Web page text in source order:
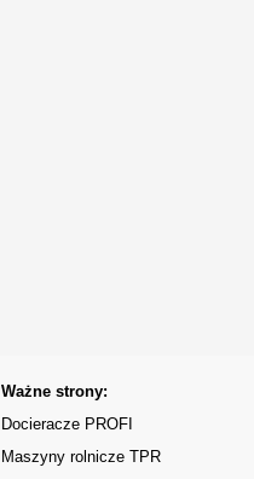
Ważne strony:
Docieracze PROFI
Maszyny rolnicze TPR